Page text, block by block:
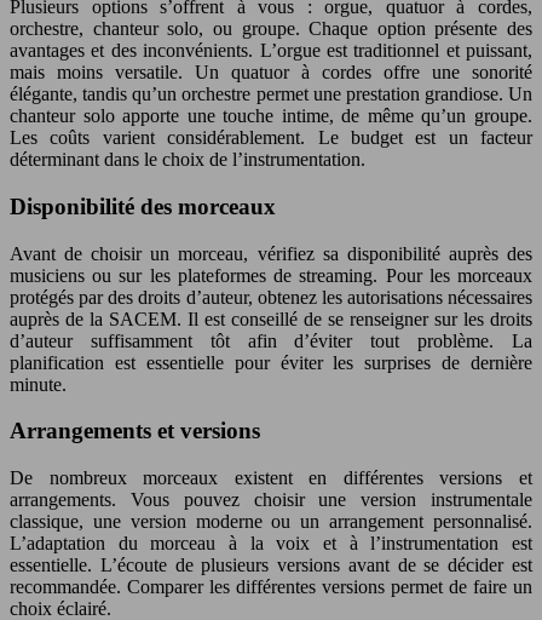
Plusieurs options s’offrent à vous : orgue, quatuor à cordes,
orchestre, chanteur solo, ou groupe. Chaque option présente des
avantages et des inconvénients. L’orgue est traditionnel et puissant,
mais moins versatile. Un quatuor à cordes offre une sonorité
élégante, tandis qu’un orchestre permet une prestation grandiose. Un
chanteur solo apporte une touche intime, de même qu’un groupe.
Les coûts varient considérablement. Le budget est un facteur
déterminant dans le choix de l’instrumentation.
Disponibilité des morceaux
Avant de choisir un morceau, vérifiez sa disponibilité auprès des
musiciens ou sur les plateformes de streaming. Pour les morceaux
protégés par des droits d’auteur, obtenez les autorisations nécessaires
auprès de la SACEM. Il est conseillé de se renseigner sur les droits
d’auteur suffisamment tôt afin d’éviter tout problème. La
planification est essentielle pour éviter les surprises de dernière
minute.
Arrangements et versions
De nombreux morceaux existent en différentes versions et
arrangements. Vous pouvez choisir une version instrumentale
classique, une version moderne ou un arrangement personnalisé.
L’adaptation du morceau à la voix et à l’instrumentation est
essentielle. L’écoute de plusieurs versions avant de se décider est
recommandée. Comparer les différentes versions permet de faire un
choix éclairé.